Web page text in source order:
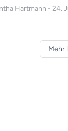
aktiveHartmann - 24.
Mehr